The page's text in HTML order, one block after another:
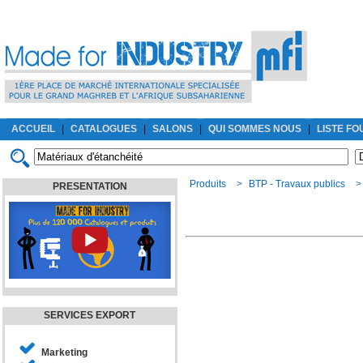
ACCUEIL CATALOGUES SALONS QUI SOMMES NOUS LISTE
PRESENTATION
SERVICES EXPORT
Marketing
Produits > BTP - Travaux publics >